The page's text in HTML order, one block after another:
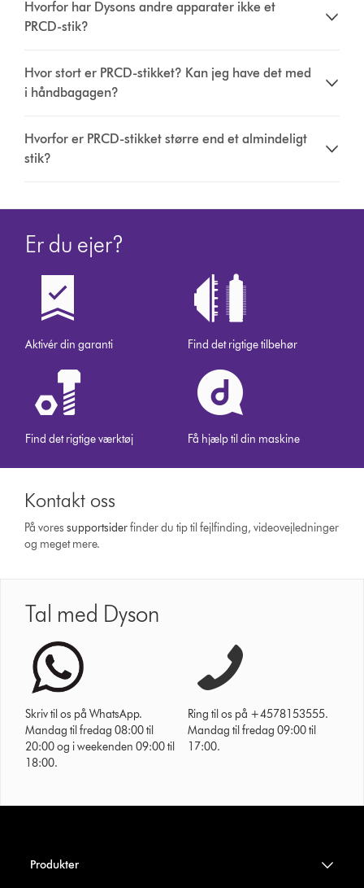
Hvorfor har Dysons andre apparater ikke et
PRCD-stik?
Hvor stort er PRCD-stikket? Kan jeg have det med
i håndbagagen?
Hvorfor er PRCD-stikket større end et almindeligt
stik?
Er du ejer?
Aktivér din garanti Find det rigtige tilbehør
Find det rigtige værktøj Få hjælp til din maskine
Kontakt oss
På voressupport­siderfinder du tip til fejlfinding, video­vejledninger
og meget mere.
Tal med Dyson
Skriv til os på WhatsApp.
Mandag til fredag 08:00 til
20:00 og i weekenden 09:00 til
18:00.
Ring til os på +4578153555.
Mandag til fredag 09:00 til
17:00.
Produkter